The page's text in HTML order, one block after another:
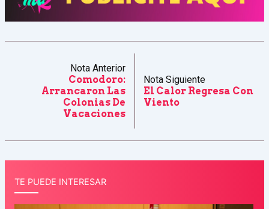
Nota Anterior
Comodoro:
Arrancaron Las
Colonias De
Vacaciones
Nota Siguiente
El Calor Regresa Con
Viento
TE PUEDE INTERESAR